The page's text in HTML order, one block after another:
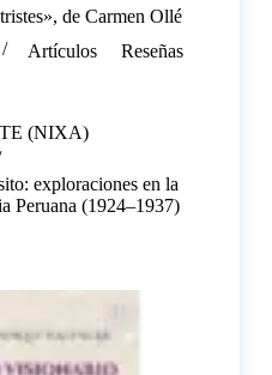
de Carmen Ollé
Artículos Reseñas
(NIXA)
exploraciones en la
Peruana (1924–1937)